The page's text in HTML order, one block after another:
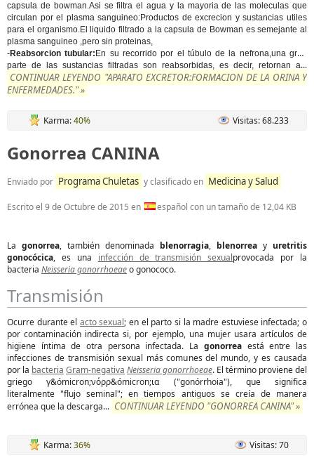
capsula de bowman.Asi se filtra el agua y la mayoria de las moleculas que
circulan por el plasma sanguineo:Productos de excrecion y sustancias utiles
para el organismo.El liquido filtrado a la capsula de Bowman es semejante al
plasma sanguineo ,pero sin proteinas,
-Reabsorcion tubular: En su recorrido por el túbulo de la nefrona,una gran
parte de las sustancias filtradas son reabsorbidas, es decir, retornan a...
CONTINUAR LEYENDO "APARATO EXCRETOR:FORMACION DE LA ORINA Y
ENFERMEDADES." »
Karma:40% Visitas: 68.233
Gonorrea CANINA
Enviado por Programa Chuletas y clasificado en Medicina y Salud
Escrito el 9 de Octubre de 2015 en español con un tamaño de 12,04 KB
La gonorrea, también denominada blenorragia, blenorrea y uretritis
gonocócica, es una infección de transmisión sexualprovocada por la
bacteria Neisseria gonorrhoeaeo gonococo.
Transmisión
Ocurre durante el acto sexual; en el parto si la madre estuviese infectada; o
por contaminación indirecta si, por ejemplo, una mujer usara artículos de
higiene íntima de otra persona infectada. La gonorreaestá entre las
infecciones de transmisión sexual más comunes del mundo, y es causada
por la bacteria Gram-negativa Neisseria gonorrhoeae. El término proviene del
griego γ&ómicron;νόρρ&ómicron;ια ("gonórrhoia"), que significa
literalmente "flujo seminal"; en tiempos antiguos se creía de manera
errónea que la descarga... CONTINUAR LEYENDO "GONORREA CANINA" »
Karma:36% Visitas: 70